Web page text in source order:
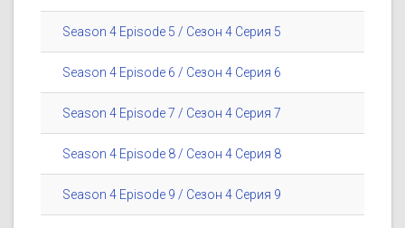
Season 4 Episode 5 / Сезон 4 Серия 5
Season 4 Episode 6 / Сезон 4 Серия 6
Season 4 Episode 7 / Сезон 4 Серия 7
Season 4 Episode 8 / Сезон 4 Серия 8
Season 4 Episode 9 / Сезон 4 Серия 9